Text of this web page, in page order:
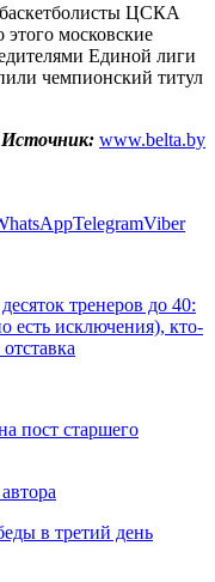
ЦСКА
московские
Единой лиги
чемпионский титул
Источник: www.belta.by
TelegramViber
тренеров до 40:
есть исключения), кто-
пост старшего
в третий день